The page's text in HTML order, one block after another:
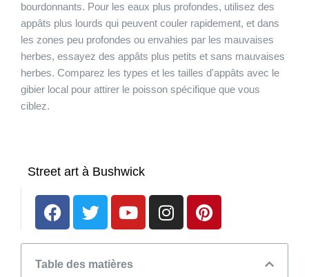
bourdonnants. Pour les eaux plus profondes, utilisez des
appâts plus lourds qui peuvent couler rapidement, et dans
les zones peu profondes ou envahies par les mauvaises
herbes, essayez des appâts plus petits et sans mauvaises
herbes. Comparez les types et les tailles d'appâts avec le
gibier local pour attirer le poisson spécifique que vous
ciblez.
Street art à Bushwick
Table des matières